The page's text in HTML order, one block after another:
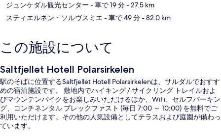
ジュンケダル観光センター - 車で 19 分- 27.5 km
スティエルネン・ソルヴスミエ - 車で 49 分- 82.0 km
この施設について
Saltfjellet Hotell Polarsirkelen
駅のそばに位置するSaltfjellet Hotell Polarsirkelenは、サルダルでおすす
めの宿泊施設です。 敷地内でハイキング / サイクリング トレイルおよ
びマウンテンバイクをお楽しみいただけるほか、WiFi、セルフパーキン
グ、コンチネンタル ブレックファスト (毎日 7:00 ～ 10:00) を無料でご
利用いただけます。その他の人気設備としてテラスおよび庭園が備わっ
ています。